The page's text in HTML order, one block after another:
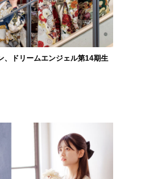
、ドリームエンジェル第14期生